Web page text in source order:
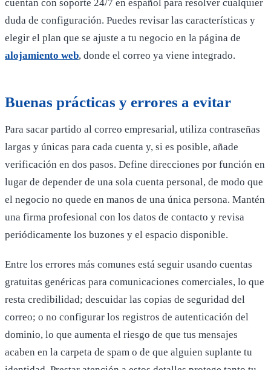
cuentan con soporte 24/7 en español para resolver cualquier
duda de configuración. Puedes revisar las características y
elegir el plan que se ajuste a tu negocio en la página de
alojamiento web, donde el correo ya viene integrado.
Buenas prácticas y errores a evitar
Para sacar partido al correo empresarial, utiliza contraseñas
largas y únicas para cada cuenta y, si es posible, añade
verificación en dos pasos. Define direcciones por función en
lugar de depender de una sola cuenta personal, de modo que
el negocio no quede en manos de una única persona. Mantén
una firma profesional con los datos de contacto y revisa
periódicamente los buzones y el espacio disponible.
Entre los errores más comunes está seguir usando cuentas
gratuitas genéricas para comunicaciones comerciales, lo que
resta credibilidad; descuidar las copias de seguridad del
correo; o no configurar los registros de autenticación del
dominio, lo que aumenta el riesgo de que tus mensajes
acaben en la carpeta de spam o de que alguien suplante tu